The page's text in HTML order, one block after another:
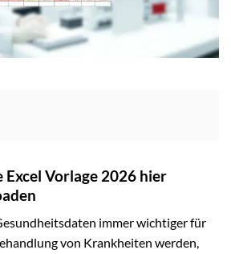
Vorlage 2026 hier
immer wichtiger für
von Krankheiten werden,